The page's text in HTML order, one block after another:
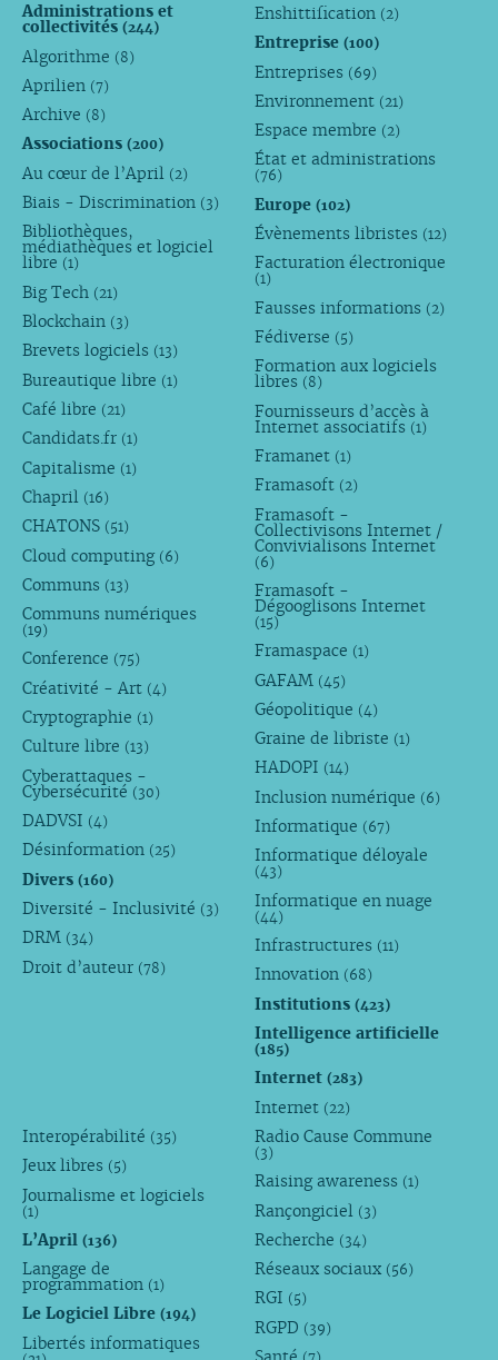
Administrations et
collectivités (244)
Algorithme (8)
Aprilien (7)
Archive (8)
Associations (200)
Au cœur de l’April (2)
Biais - Discrimination (3)
Bibliothèques,
médiathèques et logiciel
libre (1)
Big Tech (21)
Blockchain (3)
Brevets logiciels (13)
Bureautique libre (1)
Café libre (21)
Candidats.fr (1)
Capitalisme (1)
Chapril (16)
CHATONS (51)
Cloud computing (6)
Communs (13)
Communs numériques
(19)
Conference (75)
Créativité - Art (4)
Cryptographie (1)
Culture libre (13)
Cyberattaques -
Cybersécurité (30)
DADVSI (4)
Désinformation (25)
Divers (160)
Diversité - Inclusivité (3)
DRM (34)
Droit d’auteur (78)
Enshittification (2)
Entreprise(100)
Entreprises (69)
Environnement (21)
Espace membre (2)
État et administrations
(76)
Europe(102)
Évènements libristes (12)
Facturation électronique
(1)
Fausses informations (2)
Fédiverse (5)
Formation aux logiciels
libres (8)
Fournisseurs d’accès à
Internet associatifs (1)
Framanet (1)
Framasoft (2)
Framasoft -
Collectivisons Internet /
Convivialisons Internet
(6)
Framasoft -
Dégooglisons Internet
(15)
Framaspace (1)
GAFAM (45)
Géopolitique (4)
Graine de libriste (1)
HADOPI (14)
Inclusion numérique (6)
Informatique (67)
Informatique déloyale
(43)
Informatique en nuage
(44)
Infrastructures (11)
Innovation (68)
Institutions(423)
Intelligence artificielle
(185)
Internet(283)
Internet (22)
Interopérabilité (35)
Jeux libres (5)
Journalisme et logiciels
(1)
L’April (136)
Langage de
programmation (1)
Le Logiciel Libre (194)
Libertés informatiques
Radio Cause Commune
(3)
Raising awareness (1)
Rançongiciel (3)
Recherche (34)
Réseaux sociaux (56)
RGI (5)
RGPD (39)